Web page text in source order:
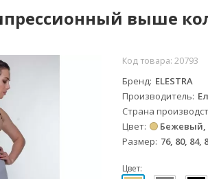
выше
Код товара:20793
Бренд ELESTRA
Производитель
Страна
Цвет
Бежевый
Размер 76, 80, 84,
Цвет: